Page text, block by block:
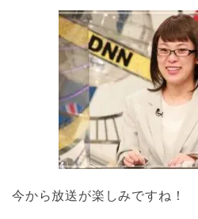
今から放送が楽しみですね！